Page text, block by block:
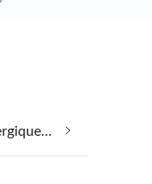
Convient aux personnes allergiques dans Sveta Nedelia